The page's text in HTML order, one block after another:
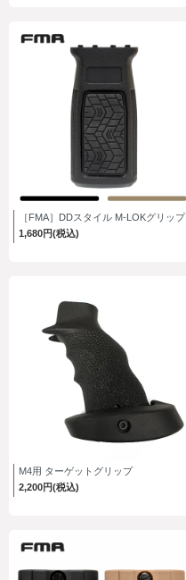
［FMA］DDスタイル M-LOKグリップ
1,680円(税込)
M4用 ターゲットグリップ
2,200円(税込)